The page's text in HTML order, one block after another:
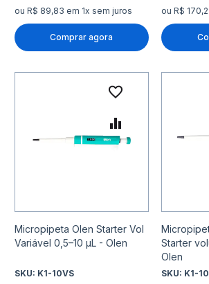
ou R$ 89,83 em 1x sem juros
Comprar agora
ou R$
Micropipeta Olen Starter Vol
Variável 0,5–10 µL - Olen
SKU: K1-10VS
Adicionar à
Adicionar
Starter
Olen
SKU: K1-